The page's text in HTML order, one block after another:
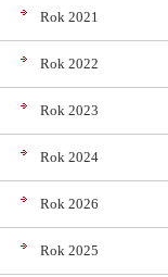
Rok 2021
Rok 2022
Rok 2023
Rok 2024
Rok 2026
Rok 2025